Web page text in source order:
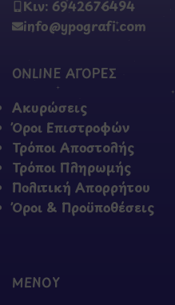
Κιν: 6942676494
info@ypografi.com
ONLINE ΑΓΟΡΕΣ
Ακυρώσεις
Όροι Επιστροφών
Τρόποι Αποστολής
Τρόποι Πληρωμής
Πολιτική Απορρήτου
Όροι & Προϋποθέσεις
ΜΕΝΟΥ